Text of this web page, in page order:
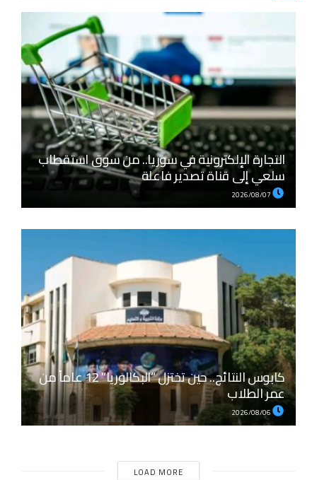
التجارة الإلكترونية في سوريا.. من سوق استقطاب
سلعي إلى قناة تصدير فاعلة
كابوس النتائج.. حين تختزل “البكالوريا” 12 عاماً من
عمر الطلاب
LOAD MORE